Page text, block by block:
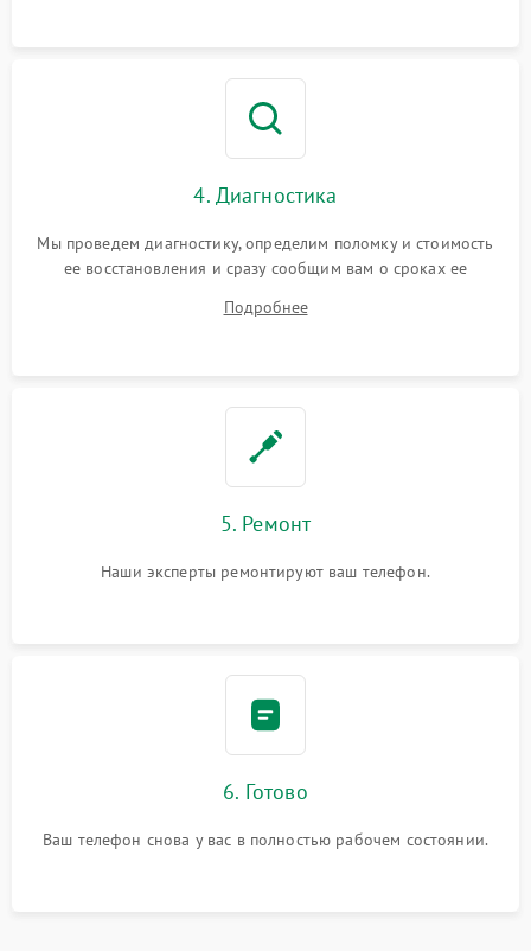
4. Диагностика
Мы проведем диагностику, определим поломку и стоимость
ее восстановления и сразу сообщим вам о сроках ее
Подробнее
5. Ремонт
Наши эксперты ремонтируют ваш телефон.
6. Готово
Ваш телефон снова у вас в полностью рабочем состоянии.